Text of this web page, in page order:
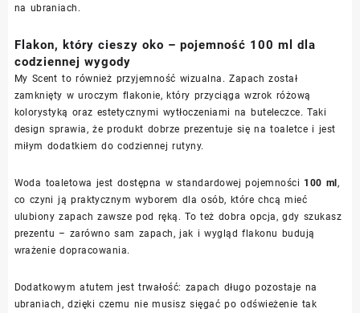
na ubraniach.
Flakon, który cieszy oko – pojemność 100 ml dla
codziennej wygody
My Scent to również przyjemność wizualna. Zapach został
zamknięty w uroczym flakonie, który przyciąga wzrok różową
kolorystyką oraz estetycznymi wytłoczeniami na buteleczce. Taki
design sprawia, że produkt dobrze prezentuje się na toaletce i jest
miłym dodatkiem do codziennej rutyny.
Woda toaletowa jest dostępna w standardowej pojemności 100 ml ,
co czyni ją praktycznym wyborem dla osób, które chcą mieć
ulubiony zapach zawsze pod ręką. To też dobra opcja, gdy szukasz
prezentu – zarówno sam zapach, jak i wygląd flakonu budują
wrażenie dopracowania.
Dodatkowym atutem jest trwałość: zapach długo pozostaje na
ubraniach, dzięki czemu nie musisz sięgać po odświeżenie tak